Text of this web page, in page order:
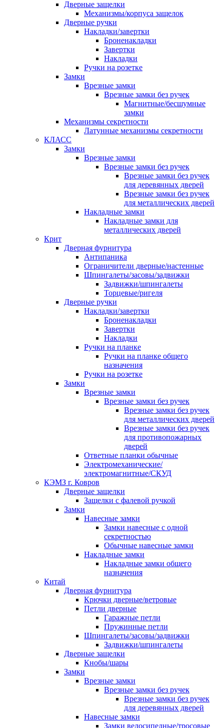
Дверные защелки
Механизмы/корпуса защелок
Дверные ручки
Накладки/завертки
Броненакладки
Завертки
Накладки
Ручки на розетке
Замки
Врезные замки
Врезные замки без ручек
Магнитные/бесшумные
замки
Механизмы секретности
Латунные механизмы секретности
КЛАСС
Замки
Врезные замки
Врезные замки без ручек
Врезные замки без ручек
для деревянных дверей
Врезные замки без ручек
для металлических дверей
Накладные замки
Накладные замки для
металлических дверей
Крит
Дверная фурнитура
Антипаника
Ограничители дверные/настенные
Шпингалеты/засовы/задвижки
Задвижки/шпингалеты
Торцевые/ригеля
Дверные ручки
Накладки/завертки
Броненакладки
Завертки
Накладки
Ручки на планке
Ручки на планке общего
назначения
Ручки на розетке
Замки
Врезные замки
Врезные замки без ручек
Врезные замки без ручек
для металлических дверей
Врезные замки без ручек
для противопожарных
дверей
Ответные планки обычные
Электромеханические/
электромагнитные/СКУД
КЭМЗ г. Ковров
Дверные защелки
Защелки с фалевой ручкой
Замки
Навесные замки
Замки навесные с одной
секретностью
Обычные навесные замки
Накладные замки
Накладные замки общего
назначения
Китай
Дверная фурнитура
Крючки дверные/ветровые
Петли дверные
Гаражные петли
Пружинные петли
Шпингалеты/засовы/задвижки
Задвижки/шпингалеты
Дверные защелки
Кнобы/шары
Замки
Врезные замки
Врезные замки без ручек
Врезные замки без ручек
для деревянных дверей
Навесные замки
Замки велосипедные/тросовые